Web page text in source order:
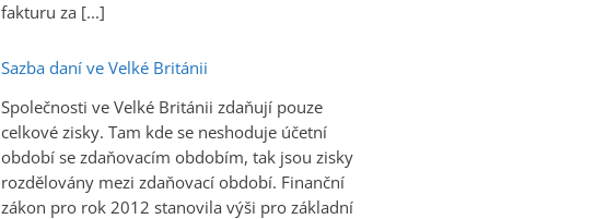
fakturu za [...]
Sazba daní ve Velké Británii
Společnosti ve Velké Británii zdaňují pouze
celkové zisky. Tam kde se neshoduje účetní
období se zdaňovacím obdobím, tak jsou zisky
rozdělovány mezi zdaňovací období. Finanční
zákon pro rok 2012 stanovila výši pro základní